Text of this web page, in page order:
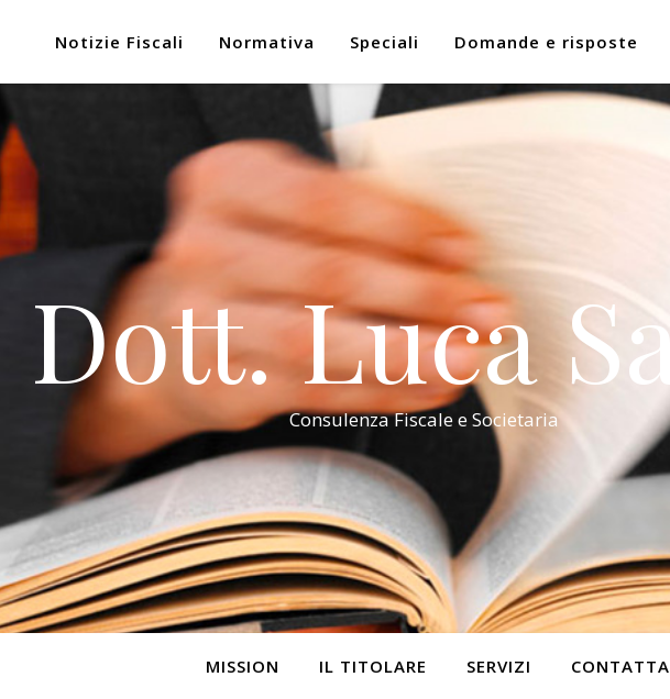
Notizie Fiscali Normativa Speciali Domande e risposte
Dott. Luca
Consulenza Fiscale e Societaria
MISSION IL TITOLARE SERVIZI